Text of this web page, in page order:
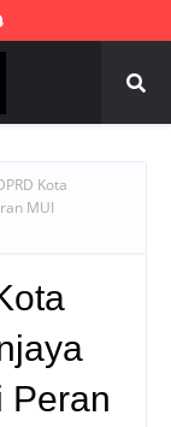
Kota
MUI
Peran